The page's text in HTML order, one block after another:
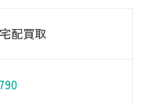
配買取